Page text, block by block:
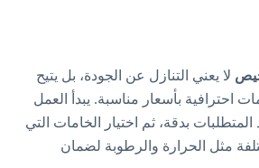
لا يعني التنازل عن الجودة، بل يتيح
احترافية بأسعار مناسبة. يبدأ العمل
المتطلبات بدقة، ثم اختيار الخامات التي
مثل الحرارة والرطوبة لضمان